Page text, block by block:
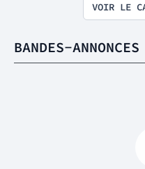
VOIR LE
BANDES-ANNONCES